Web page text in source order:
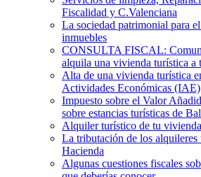
Fiscalidad y C.Valenciana
La sociedad patrimonial para
inmuebles
CONSULTA FISCAL:
alquila una vivienda turística a
Alta de una vivienda turística
Actividades Económicas (IAE)
Impuesto sobre el Valor
sobre estancias turísticas de
Alquiler turístico de tu
La tributación de los alquileres
Hacienda
Algunas cuestiones fiscales